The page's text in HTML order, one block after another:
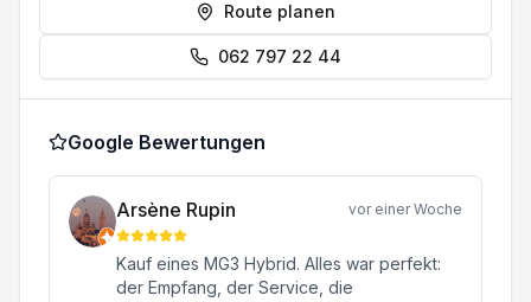
Route planen
062 797 22 44
Google Bewertungen
Arsène Rupin vor einer Woche
Kauf eines MG3 Hybrid. Alles war perfekt:
der Empfang, der Service, die